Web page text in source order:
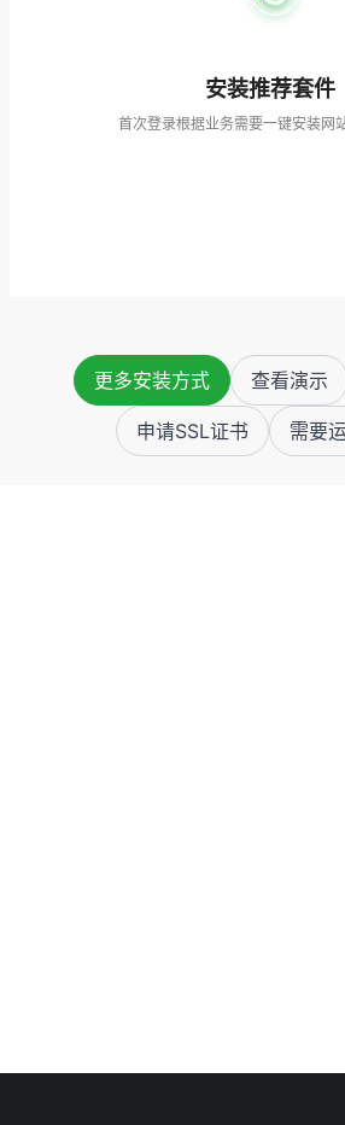
安装推荐套件
首次登录根据业务需要一键安装网
更多安装方式 查看演示
申请SSL证书 需要